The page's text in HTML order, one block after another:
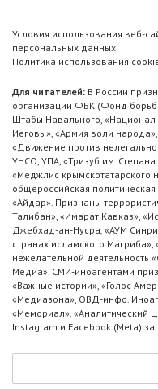
Условия использования веб-
персональных данных
Политика использования
Для читателей: В России
организации ФБК (Фонд
Штабы Навального,
Иеговы», «Армия воли
«Движение против
УНСО, УПА, «Тризуб им.
«Меджлис крымскотатарского
общероссийская
«Айдар». Признаны
Талибан», «Имарат Кавказ»,
Джебхад-ан-Нусра, «АУМ
странах исламского
нежелательной деятельность
Медиа». СМИ-иноагентами
«Важные истории», «Голос
«Медиазона», ОВД-инфо.
«Мемориал», «Аналитический
Instagram и Facebook (Metа)